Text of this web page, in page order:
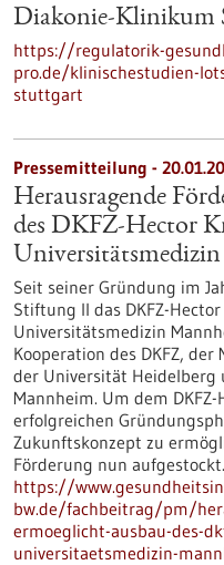
Diakonie-Klinikum
https://regulatorik-
pro.de/klinischestudien-
stuttgart
Pressemitteilung -
Herausragende
des DKFZ-Hector
Seit seiner Gründung im
Stiftung II das DKFZ-
Universitätsmedizin
Kooperation des DKFZ,
der Universität
Mannheim. Um dem
erfolgreichen
Zukunftskonzept zu
Förderung nun aufgestockt.
https://
bw.de/fachbeitrag/pm/
ermoeglicht-ausbau-des-
universitaetsmedizin-